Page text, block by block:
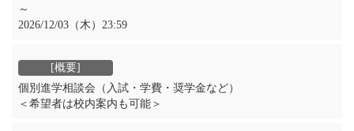
～
2026/12/03（木）23:59
個別進学相談会（入試・学費・奨学金など）
＜希望者は校内案内も可能＞